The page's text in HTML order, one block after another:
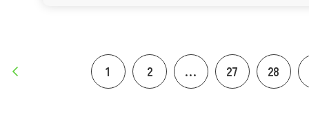
1 2 ... 27 28